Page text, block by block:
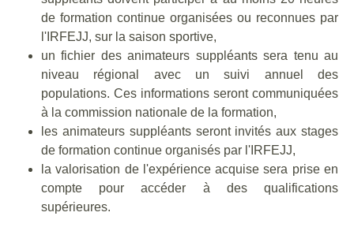
de formation continue organisées ou reconnues par
l'IRFEJJ, sur la saison sportive,
un fichier des animateurs suppléants sera tenu au
niveau régional avec un suivi annuel des
populations. Ces informations seront communiquées
à la commission nationale de la formation,
les animateurs suppléants seront invités aux stages
de formation continue organisés par l'IRFEJJ,
la valorisation de l'expérience acquise sera prise en
compte pour accéder à des qualifications
supérieures.